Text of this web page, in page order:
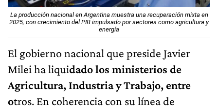
La producción nacional en Argentina muestra una recuperación mixta en
2025, con crecimiento del PIB impulsado por sectores como agricultura y
energía
El gobierno nacional que preside Javier
Milei ha liquidado los ministerios de
Agricultura, Industria y Trabajo, entre
otros. En coherencia con su línea de